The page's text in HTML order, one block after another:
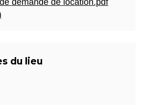
demande de location.pdf
du lieu